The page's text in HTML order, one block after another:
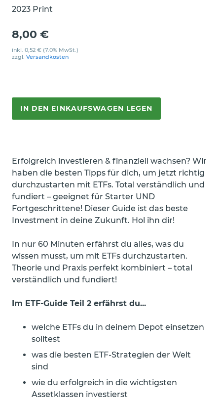
2023 Print
8,00 €
inkl. 0,52 € (7.0% MwSt.)
zzgl. Versandkosten
IN DEN EINKAUFSWAGEN LEGEN
Erfolgreich investieren & finanziell wachsen? Wir
haben die besten Tipps für dich, um jetzt richtig
durchzustarten mit ETFs. Total verständlich und
fundiert – geeignet für Starter UND
Fortgeschrittene! Dieser Guide ist das beste
Investment in deine Zukunft. Hol ihn dir!
In nur 60 Minuten erfährst du alles, was du
wissen musst, um mit ETFs durchzustarten.
Theorie und Praxis perfekt kombiniert – total
verständlich und fundiert!
Im ETF-Guide Teil 2 erfährst du...
welche ETFs du in deinem Depot einsetzen
solltest
was die besten ETF-Strategien der Welt
sind
wie du erfolgreich in die wichtigsten
Assetklassen investierst